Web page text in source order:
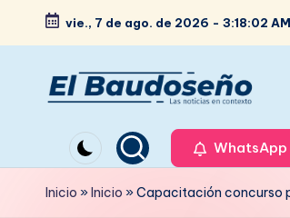
Saltar
contenido
vie., 7 de ago. de 2026 - 3:18:03 AM
e
ri
noticias
en
contexto
WhatsApp
Inicio »Inicio »Capacitación concurso